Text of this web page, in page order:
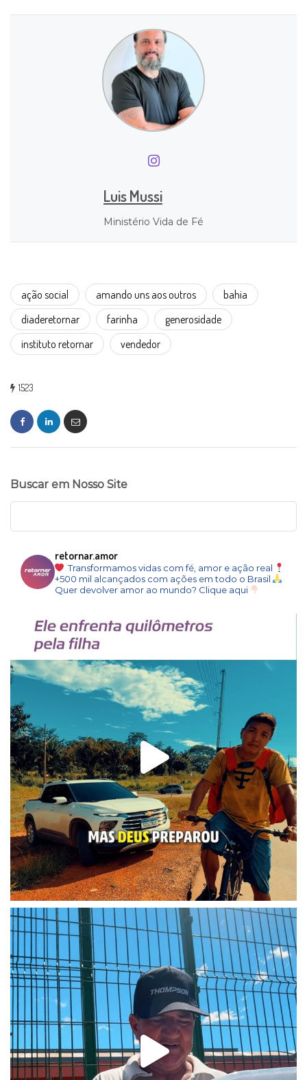
Luis Mussi
Ministério Vida de Fé
ação social amando uns aos outros
bahia
diaderetornar
farinha
generosidade
instituto retornar
vendedor
1523
Buscar em Nosso Site
retornar.amor
Transformamos vidas com fé, amor e ação real
+500 mil alcançados com ações em todo o Brasil
Quer devolver amor ao mundo? Clique aqui